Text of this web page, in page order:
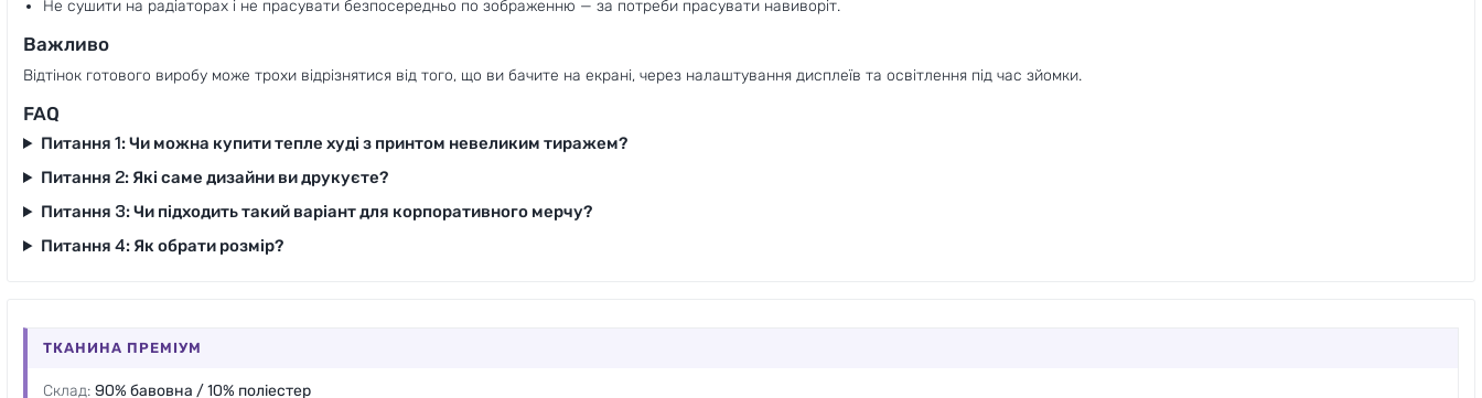
Не сушити на радіаторах і не прасувати безпосередньо по зображенню — за потреби прасувати навиворіт.
Важливо
Відтінок готового виробу може трохи відрізнятися від того, що ви бачите на екрані, через налаштування дисплеїв та освітлення під час зйомки.
FAQ
Питання 1: Чи можна купити тепле худі з принтом невеликим тиражем?
Питання 2: Які саме дизайни ви друкуєте?
Питання 3: Чи підходить такий варіант для корпоративного мерчу?
Питання 4: Як обрати розмір?
ТКАНИНА ПРЕМІУМ
Склад: 90% бавовна / 10% поліестер